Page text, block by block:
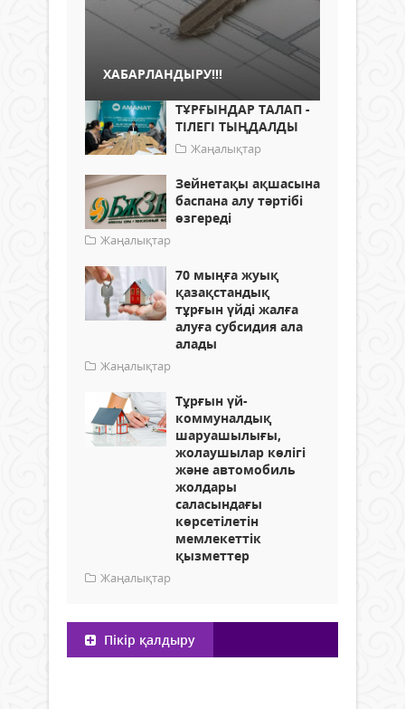
ХАБАРЛАНДЫРУ!!!
ТҰРҒЫНДАР ТАЛАП -
ТІЛЕГІ ТЫҢДАЛДЫ
Жаңалықтар
Зейнетақы ақшасына
баспана алу тәртібі
өзгереді
Жаңалықтар
70 мыңға жуық
қазақстандық
тұрғын үйді жалға
алуға субсидия ала
алады
Жаңалықтар
Тұрғын үй-
коммуналдық
шаруашылығы,
жолаушылар көлігі
және автомобиль
жолдары
саласындағы
көрсетілетін
мемлекеттік
қызметтер
Жаңалықтар
Пікір қалдыру